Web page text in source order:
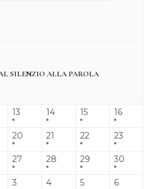
SILENZIO ALLA PAROLA
13 14 15 16
20 21 22 23
27 28 29 30
3 4 5 6